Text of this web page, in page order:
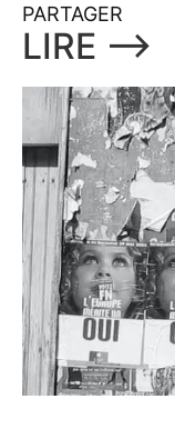
PARTAGER
LIRE ⟶